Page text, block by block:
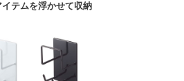
イテムを浮かせて収納